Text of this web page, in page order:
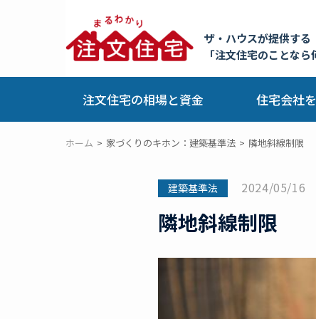
ザ・ハウスが提供する
「注文住宅のことなら
注文住宅の相場と資金 住宅会社
ホーム 家づくりのキホン：建築基準法 隣地斜線制限
建築基準法 2024/05/16
隣地斜線制限